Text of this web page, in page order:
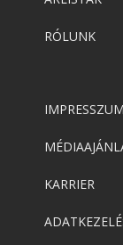
RÓLUNK
IMPRESSZUM
KARRIER